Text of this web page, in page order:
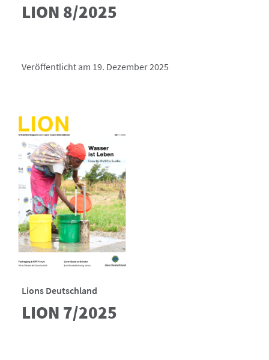
LION 8/2025
Veröffentlicht am 19. Dezember 2025
Lions Deutschland
LION 7/2025